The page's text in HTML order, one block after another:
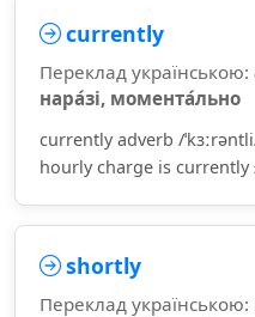
currently
Переклад українською:
нара́зі, момента́льно
currently adverb /
hourly charge is currently
shortly
Переклад українською: